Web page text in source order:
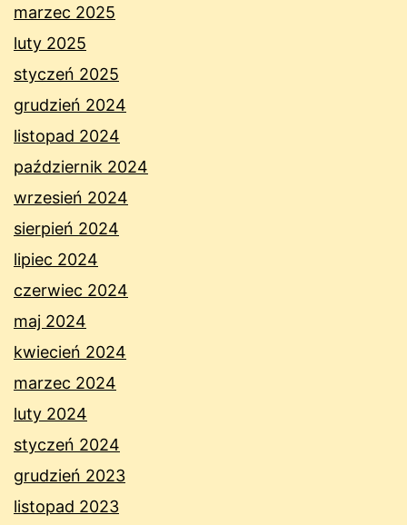
marzec 2025
luty 2025
styczeń 2025
grudzień 2024
listopad 2024
październik 2024
wrzesień 2024
sierpień 2024
lipiec 2024
czerwiec 2024
maj 2024
kwiecień 2024
marzec 2024
luty 2024
styczeń 2024
grudzień 2023
listopad 2023